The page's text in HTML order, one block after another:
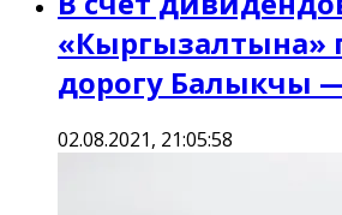
«Кыргызалтына»
дорогу Балыкчы
02.08.2021, 21:05:58